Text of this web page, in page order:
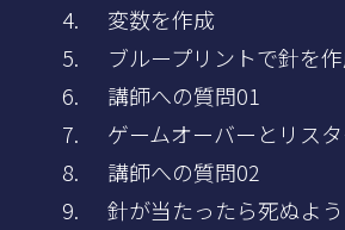
変数を作成
ブループリントで針を
講師への質問01
ゲームオーバーとリス
講師への質問02
針が当たったら死ぬよ